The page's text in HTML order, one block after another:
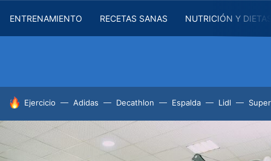
ENTRENAMIENTO RECETAS SANAS NUTRICIÓN Y
HOY SE HABLA DE
Ejercicio Adidas Decathlon Espalda Lidl